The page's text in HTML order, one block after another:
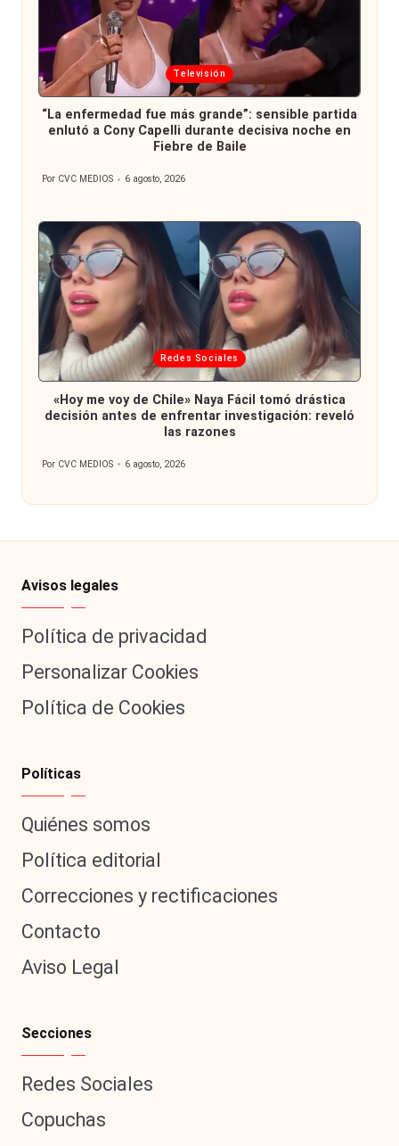
Publicada
en
Televisión
“La enfermedad fue más grande”: sensible partida
enlutó a Cony Capelli durante decisiva noche en
Fiebre de Baile
Publicado
Por CVC MEDIOS 6 agosto, 2026
Publicada
en
Redes Sociales
«Hoy me voy de Chile» Naya Fácil tomó drástica
decisión antes de enfrentar investigación: reveló
las razones
Publicado
Por CVC MEDIOS 6 agosto, 2026
Avisos legales
Política de privacidad
Personalizar Cookies
Política de Cookies
Políticas
Quiénes somos
Política editorial
Correcciones y rectificaciones
Contacto
Aviso Legal
Secciones
Redes Sociales
Copuchas